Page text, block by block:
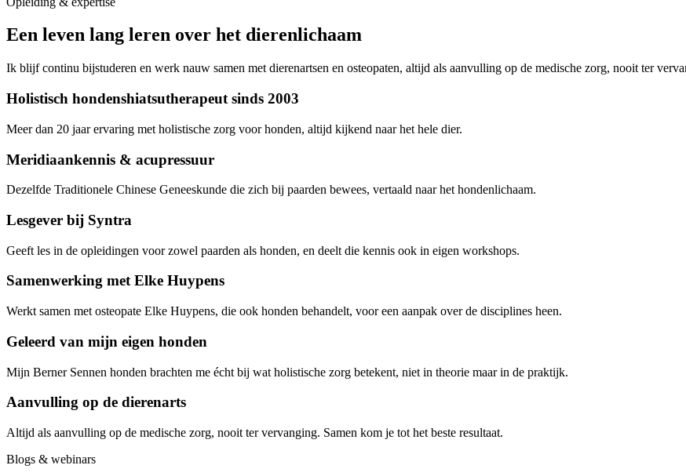
Een leven lang leren over het dierenlichaam
Ik blijf continu bijstuderen en werk nauw samen met dierenartsen en osteopaten, altijd als aanvulling op de medische zorg, nooit ter
Holistisch hondenshiatsutherapeut sinds 2003
Meer dan 20 jaar ervaring met holistische zorg voor honden, altijd kijkend naar het hele dier.
Meridiaankennis & acupressuur
Dezelfde Traditionele Chinese Geneeskunde die zich bij paarden bewees, vertaald naar het hondenlichaam.
Lesgever bij Syntra
Geeft les in de opleidingen voor zowel paarden als honden, en deelt die kennis ook in eigen workshops.
Samenwerking met Elke Huypens
Werkt samen met osteopate Elke Huypens, die ook honden behandelt, voor een aanpak over de disciplines heen.
Geleerd van mijn eigen honden
Mijn Berner Sennen honden brachten me écht bij wat holistische zorg betekent, niet in theorie maar in de praktijk.
Aanvulling op de dierenarts
Altijd als aanvulling op de medische zorg, nooit ter vervanging. Samen kom je tot het beste resultaat.
Blogs & webinars